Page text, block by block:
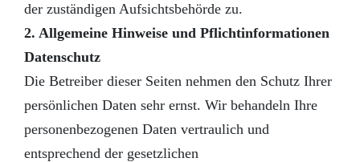
der zuständigen Aufsichtsbehörde zu.
2. Allgemeine Hinweise und Pflichtinformationen
Datenschutz
Die Betreiber dieser Seiten nehmen den Schutz Ihrer
persönlichen Daten sehr ernst. Wir behandeln Ihre
personenbezogenen Daten vertraulich und
entsprechend der gesetzlichen